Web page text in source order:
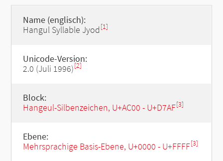
Name (englisch):
Hangul Syllable Jyod[1]
Unicode-Version:
2.0 (Juli 1996)[2]
Block:
Hangeul-Silbenzeichen, U+AC00 - U+D7AF[3]
Ebene:
Mehrsprachige Basis-Ebene, U+0000 - U+FFFF[3]